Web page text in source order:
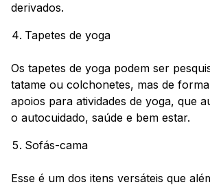
derivados.
Tapetes de yoga
Os tapetes de yoga podem ser
tatame ou colchonetes, mas de
apoios para atividades de yoga, que
o autocuidado, saúde e bem estar.
Sofás-cama
Esse é um dos itens versáteis que